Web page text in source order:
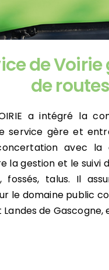
de
de
a intégré la
service gère et
avec la
la gestion et le suivi
fossés, talus. Il
le domaine public
de